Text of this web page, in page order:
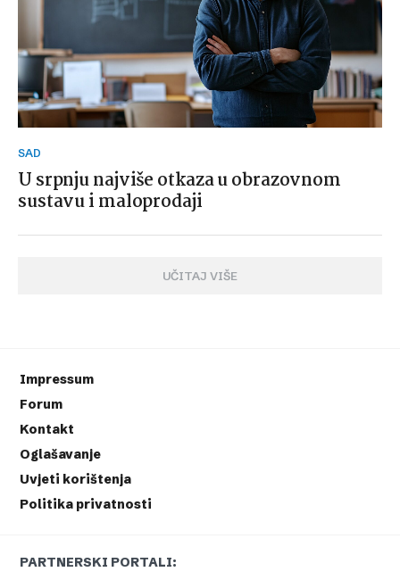
SAD
U srpnju najviše otkaza u obrazovnom
sustavu i maloprodaji
UČITAJ VIŠE
Impressum
Forum
Kontakt
Oglašavanje
Uvjeti korištenja
Politika privatnosti
PARTNERSKI PORTALI: